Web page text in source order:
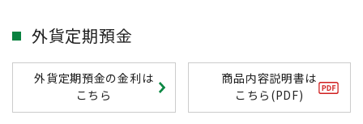
外貨定期預金
外貨定期預金の金利は
こちら
商品内容説明書は
こちら(PDF)